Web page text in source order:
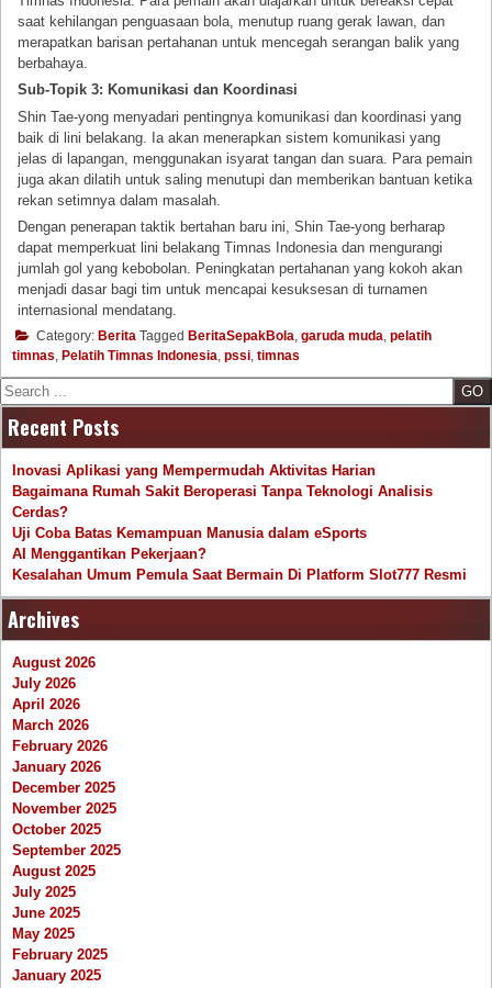
saat kehilangan penguasaan bola, menutup ruang gerak lawan, dan
merapatkan barisan pertahanan untuk mencegah serangan balik yang
berbahaya.
Sub-Topik 3: Komunikasi dan Koordinasi
Shin Tae-yong menyadari pentingnya komunikasi dan koordinasi yang
baik di lini belakang. Ia akan menerapkan sistem komunikasi yang
jelas di lapangan, menggunakan isyarat tangan dan suara. Para pemain
juga akan dilatih untuk saling menutupi dan memberikan bantuan ketika
rekan setimnya dalam masalah.
Dengan penerapan taktik bertahan baru ini, Shin Tae-yong berharap
dapat memperkuat lini belakang Timnas Indonesia dan mengurangi
jumlah gol yang kebobolan. Peningkatan pertahanan yang kokoh akan
menjadi dasar bagi tim untuk mencapai kesuksesan di turnamen
internasional mendatang.
Category: Berita Tagged BeritaSepakBola garuda muda pelatih
timnas Pelatih Timnas Indonesia pssi timnas
Search
Recent Posts
Inovasi Aplikasi yang Mempermudah Aktivitas Harian
Bagaimana Rumah Sakit Beroperasi Tanpa Teknologi Analisis
Cerdas?
Uji Coba Batas Kemampuan Manusia dalam eSports
AI Menggantikan Pekerjaan?
Kesalahan Umum Pemula Saat Bermain Di Platform Slot777 Resmi
Archives
August 2026
July 2026
April 2026
March 2026
February 2026
January 2026
December 2025
November 2025
October 2025
September 2025
August 2025
July 2025
June 2025
May 2025
February 2025
January 2025